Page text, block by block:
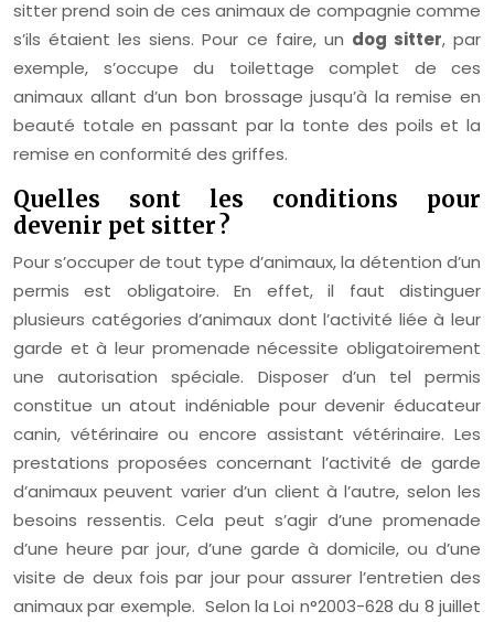
sitter prend soin de ces animaux de compagnie comme
s’ils étaient les siens. Pour ce faire, un dog sitter, par
exemple, s’occupe du toilettage complet de ces
animaux allant d’un bon brossage jusqu’à la remise en
beauté totale en passant par la tonte des poils et la
remise en conformité des griffes.
Quelles sont les conditions pour
devenir pet sitter ?
Pour s’occuper de tout type d’animaux, la détention d’un
permis est obligatoire. En effet, il faut distinguer
plusieurs catégories d’animaux dont l’activité liée à leur
garde et à leur promenade nécessite obligatoirement
une autorisation spéciale. Disposer d’un tel permis
constitue un atout indéniable pour devenir éducateur
canin, vétérinaire ou encore assistant vétérinaire. Les
prestations proposées concernant l’activité de garde
d’animaux peuvent varier d’un client à l’autre, selon les
besoins ressentis. Cela peut s’agir d’une promenade
d’une heure par jour, d’une garde à domicile, ou d’une
visite de deux fois par jour pour assurer l’entretien des
animaux par exemple. Selon la Loi n°2003-628 du 8 juillet